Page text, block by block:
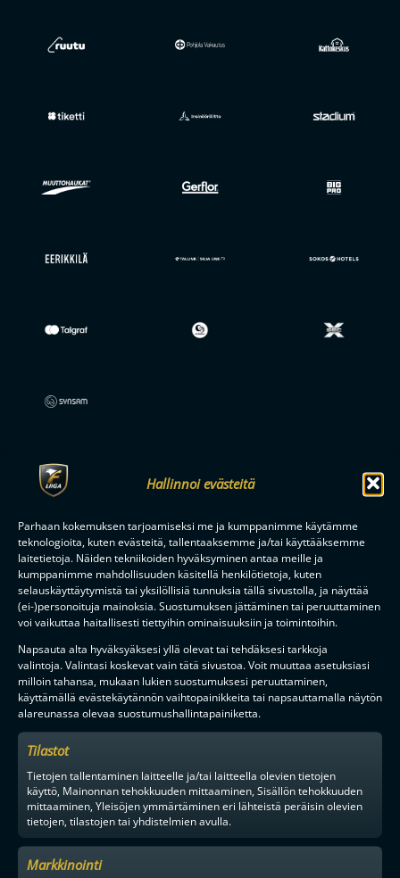
Hallinnoi evästeitä
Parhaan kokemuksen tarjoamiseksi me ja kumppanimme käytämme
teknologioita, kuten evästeitä, tallentaaksemme ja/tai käyttääksemme
laitetietoja. Näiden tekniikoiden hyväksyminen antaa meille ja
kumppanimme mahdollisuuden käsitellä henkilötietoja, kuten
selauskäyttäytymistä tai yksilöllisiä tunnuksia tällä sivustolla, ja näyttää
(ei-)personoituja mainoksia. Suostumuksen jättäminen tai peruuttaminen
voi vaikuttaa haitallisesti tiettyihin ominaisuuksiin ja toimintoihin.
Napsauta alta hyväksyäksesi yllä olevat tai tehdäksesi tarkkoja
valintoja. Valintasi koskevat vain tätä sivustoa. Voit muuttaa asetuksiasi
milloin tahansa, mukaan lukien suostumuksesi peruuttaminen,
käyttämällä evästekäytännön vaihtopainikkeita tai napsauttamalla näytön
alareunassa olevaa suostumushallintapainiketta.
Tilastot
Tietojen tallentaminen laitteelle ja/tai laitteella olevien tietojen
käyttö, Mainonnan tehokkuuden mittaaminen, Sisällön tehokkuuden
mittaaminen, Yleisöjen ymmärtäminen eri lähteistä peräisin olevien
tietojen, tilastojen tai yhdistelmien avulla.
Markkinointi
MAAILMAN VIIHDYTTÄVINTÄ SALIBANDYA
MEDIALLE